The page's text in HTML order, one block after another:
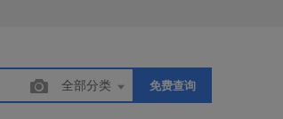
全部分类 免费查询